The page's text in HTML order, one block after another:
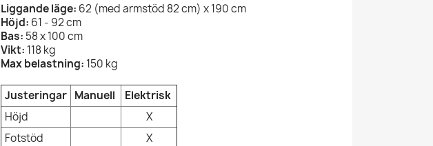
Liggande läge: 62 (med armstöd 82 cm) x 190 cm
Höjd: 61 - 92 cm
Bas: 58 x 100 cm
Vikt: 118 kg
Max belastning: 150 kg
Justeringar Manuell
Elektrisk
Höjd
X
Fotstöd
X